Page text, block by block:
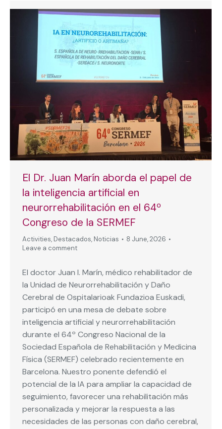
El Dr. Juan Marín aborda el papel de
la inteligencia artificial en
neurorrehabilitación en el 64º
Congreso de la SERMEF
Activities, Destacados, Noticias
8 June, 2026
Leave a comment
El doctor Juan I. Marín, médico rehabilitador de
la Unidad de Neurorrehabilitación y Daño
Cerebral de Ospitalarioak Fundazioa Euskadi,
participó en una mesa de debate sobre
inteligencia artificial y neurorrehabilitación
durante el 64º Congreso Nacional de la
Sociedad Española de Rehabilitación y Medicina
Física (SERMEF) celebrado recientemente en
Barcelona. Nuestro ponente defendió el
potencial de la IA para ampliar la capacidad de
seguimiento, favorecer una rehabilitación más
personalizada y mejorar la respuesta a las
necesidades de las personas con daño cerebral,